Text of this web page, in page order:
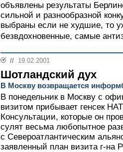
объявлены результаты
сильной и разнообразной
выбраны если не худшие, то
безвдохновенные, самые
// 19.02.2001
Шотландский дух
В Москву возвращается
В понедельник в Москву с
визитом прибывает генсек
Консультации, которые он
сулят весьма любопытное
с Североатлантическим
заявленный план визита г-на